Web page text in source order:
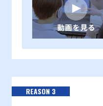
REASON 3